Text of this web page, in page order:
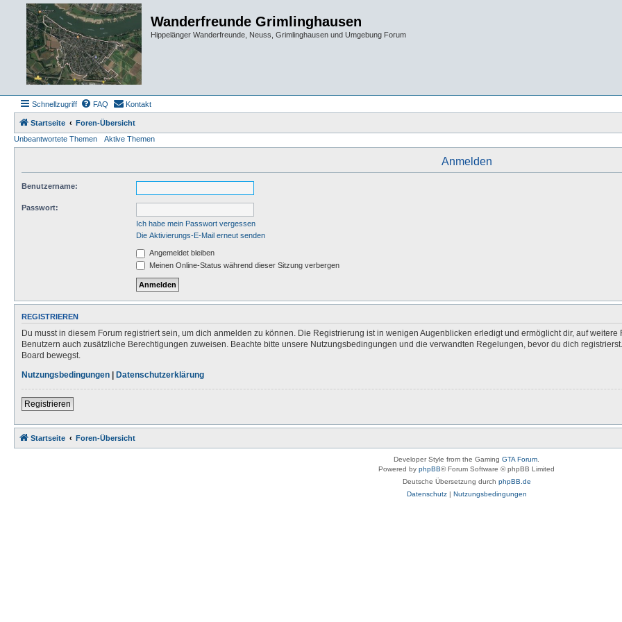
Wanderfreunde Grimlinghausen
Hippelänger Wanderfreunde, Neuss, Grimlinghausen und Umgebung Forum
Schnellzugriff FAQ Kontakt
Startseite
Foren-Übersicht
Unbeantwortete Themen
Aktive Themen
Anmelden
Benutzername:
Passwort:
Ich habe mein Passwort vergessen
Die Aktivierungs-E-Mail erneut senden
Angemeldet bleiben
Meinen Online-Status während dieser Sitzung verbergen
REGISTRIEREN
Du musst in diesem Forum registriert sein, um dich anmelden zu können. Die Registrierung ist in wenigen Augenblicken erledigt und ermöglicht dir, auf
Benutzern auch zusätzliche Berechtigungen zuweisen. Beachte bitte unsere Nutzungsbedingungen und die verwandten Regelungen, bevor du dich
Board bewegst.
Nutzungsbedingungen | Datenschutzerklärung
Registrieren
Startseite Foren-Übersicht
Developer Style from the Gaming GTA Forum
Powered by phpBB® Forum Software © phpBB Limited
Deutsche Übersetzung durch phpBB.de
Datenschutz| Nutzungsbedingungen